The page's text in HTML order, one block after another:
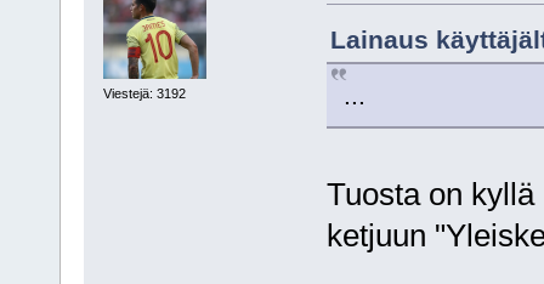
Viestejä: 3192
Lainaus
...
Tuosta on
ketjuun